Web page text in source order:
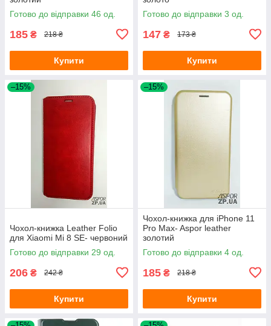
Готово до відправки 46 од.
185 ₴ 218 ₴
Купити
Готово до відправки 3 од.
147 ₴ 173 ₴
Купити
–15%
Чохол-книжка Leather Folio
для Xiaomi Mi 8 SE- червоний
Готово до відправки 29 од.
206 ₴ 242 ₴
Купити
–15%
Чохол-книжка для iPhone 11
Pro Max- Aspor leather
золотий
Готово до відправки 4 од.
185 ₴ 218 ₴
Купити